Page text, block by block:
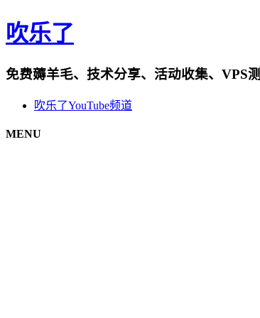
吹乐了
免费薅羊毛、技术分享、活动收集、VPS
吹乐了YouTube频道
MENU